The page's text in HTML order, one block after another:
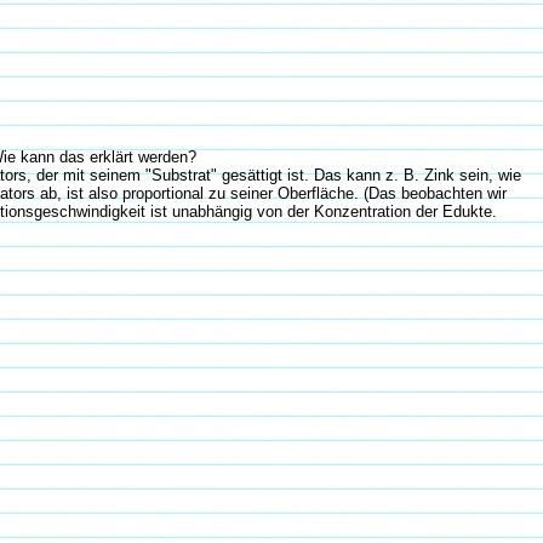
kann das erklärt werden?
der mit seinem "Substrat" gesättigt ist. Das kann z. B. Zink sein, wie
ab, ist also proportional zu seiner Oberfläche. (Das beobachten wir
ist unabhängig von der Konzentration der Edukte.